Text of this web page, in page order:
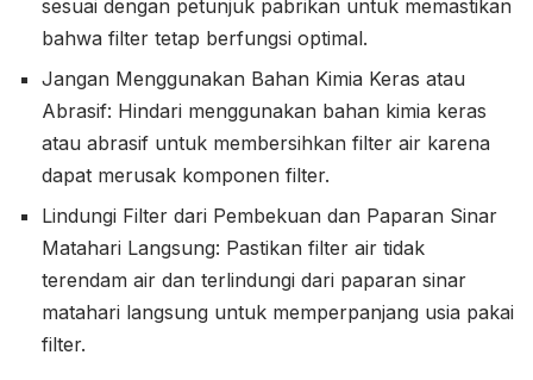
sesuai dengan petunjuk pabrikan untuk memastikan
bahwa filter tetap berfungsi optimal.
Jangan Menggunakan Bahan Kimia Keras atau
Abrasif: Hindari menggunakan bahan kimia keras
atau abrasif untuk membersihkan filter air karena
dapat merusak komponen filter.
Lindungi Filter dari Pembekuan dan Paparan Sinar
Matahari Langsung: Pastikan filter air tidak
terendam air dan terlindungi dari paparan sinar
matahari langsung untuk memperpanjang usia pakai
filter.